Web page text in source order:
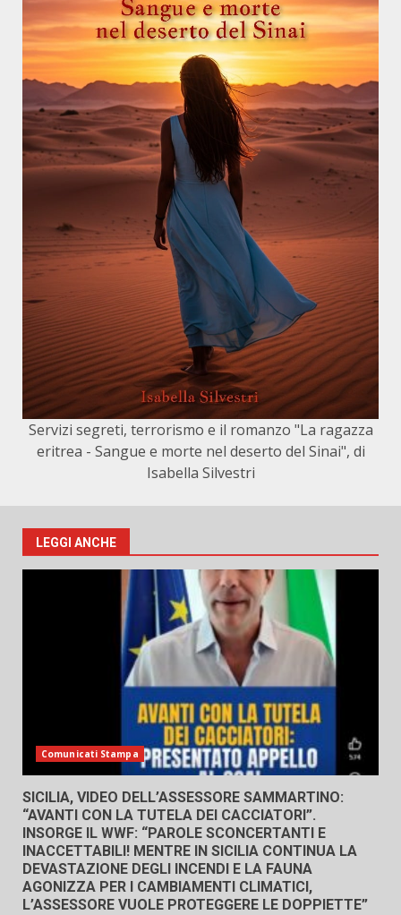
Servizi segreti, terrorismo e il romanzo "La ragazza
eritrea - Sangue e morte nel deserto del Sinai", di
Isabella Silvestri
LEGGI ANCHE
Comunicati Stampa
SICILIA, VIDEO DELL’ASSESSORE SAMMARTINO:
“AVANTI CON LA TUTELA DEI CACCIATORI”.
INSORGE IL WWF: “PAROLE SCONCERTANTI E
INACCETTABILI! MENTRE IN SICILIA CONTINUA LA
DEVASTAZIONE DEGLI INCENDI E LA FAUNA
AGONIZZA PER I CAMBIAMENTI CLIMATICI,
L’ASSESSORE VUOLE PROTEGGERE LE DOPPIETTE”